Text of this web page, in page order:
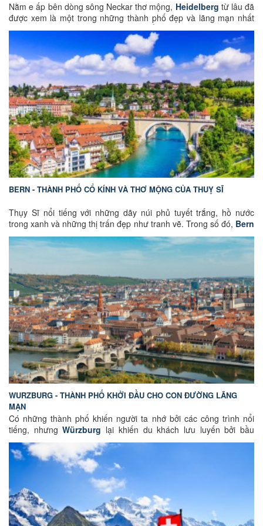
Nằm e ấp bên dòng sông Neckar thơ mộng, Heidelberg từ lâu đã
được xem là một trong những thành phố đẹp và lãng mạn nhất
nước Đức. Với những con phố lát đá cổ kính, lâu đài uy nghi sừng
sững trên sườn đồi cùng bầu không khí học thuật đặc trưng của
thành phố đại học lâu đời nhất nước Đức, Heidelberg không chỉ
chinh phục du khách bằng vẻ đẹp vượt thời gian mà còn trở thành
nguồn cảm hứng bất tận cho biết bao thi sĩ, nhà văn và nghệ sĩ.
Chính vì vậy, nơi đây được mệnh danh là "Thành phố của những
thi hào" – điểm đến mà mỗi góc phố, mỗi công trình và mỗi khung
cảnh đều như kể một câu chuyện đầy chất thơ, đưa du khách
bước vào hành trình khám phá vẻ đẹp văn hóa và lịch sử của
châu Âu.
BERN - THÀNH PHỐ CỔ KÍNH VÀ THƠ MỘNG CỦA THUỴ SĨ
Thụy Sĩ nổi tiếng với những dãy núi phủ tuyết trắng, hồ nước
trong xanh và những thị trấn đẹp như tranh vẽ. Trong số đó, Bern
– thủ đô của Thụy Sĩ – lại mang một vẻ đẹp rất riêng. Không quá
hào nhoáng như Zurich hay nhộn nhịp như Geneva, Bern chinh
phục du khách bằng những con phố cổ hàng trăm năm tuổi, các
công trình kiến trúc trung cổ được bảo tồn gần như nguyên vẹn
và nhịp sống thanh bình bên dòng sông Aare thơ mộng. Đây là
điểm đến lý tưởng dành cho những ai muốn khám phá lịch sử,
văn hóa và vẻ đẹp cổ điển của Thụy Sĩ. Hãy cùngGoEuGo Việt
Namtìm hiểu những điều thú vị về thành phố quyến rũ này.
WURZBURG - THÀNH PHỐ KHỞI ĐẦU CHO CON ĐƯỜNG LÃNG
MẠN
Có những thành phố khiến người ta nhớ bởi các công trình nổi
tiếng, nhưngWürzburg lại khiến du khách lưu luyến bởi bầu
không khí rất riêng. Nằm bên dòng sông Main thơ mộng, thành
phố mang vẻ đẹp của những mái ngói đỏ cổ kính, những nhà thờ
hàng thế kỷ tuổi, những vườn nho trải dài trên sườn đồi và những
quảng trường đậm dấu ấn thời gian. Từng góc phố ở Würzburg
đều như kể lại một câu chuyện về lịch sử, nghệ thuật và văn hóa
của vùng Franconia, tạo nên sức hút đặc biệt cho một trong
những thành phố đẹp nhất miền Nam nước Đức. Cùng GoEuGo
Việt Nam khám phá vẻ đẹp của Würzburg dưới bài viết này nhé.